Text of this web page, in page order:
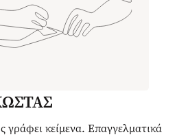
γράφει κείμενα. Επαγγελματικά